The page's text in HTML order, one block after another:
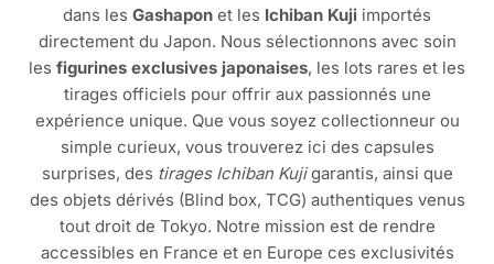
dans les Gashapon et les Ichiban Kuji importés
directement du Japon. Nous sélectionnons avec soin
les figurines exclusives japonaises, les lots rares et les
tirages officiels pour offrir aux passionnés une
expérience unique. Que vous soyez collectionneur ou
simple curieux, vous trouverez ici des capsules
surprises, des tirages Ichiban Kujigarantis, ainsi que
des objets dérivés (Blind box, TCG) authentiques venus
tout droit de Tokyo. Notre mission est de rendre
accessibles en France et en Europe ces exclusivités